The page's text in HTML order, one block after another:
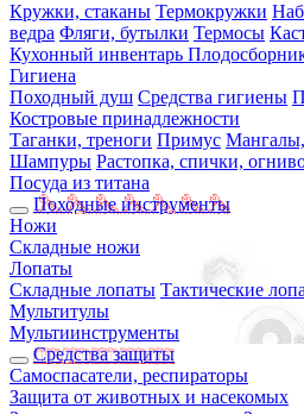
Кружки, стаканы Термокружки
ведра Фляги, бутылки Термосы
Кухонный инвентарь
Гигиена
Походный душ Средства гигиены
Костровые принадлежности
Таганки, треноги Примус
Шампуры Растопка, спички,
Посуда из титана
Походные инструменты
Ножи
Складные ножи
Лопаты
Складные лопаты Тактические
Мультитулы
Мультиинструменты
Средства защиты
Самоспасатели, респираторы
Защита от животных и насекомых